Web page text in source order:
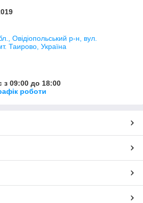
Овідіопольський р-н, вул.
Таирово, Україна
з 09:00 до 18:00
роботи